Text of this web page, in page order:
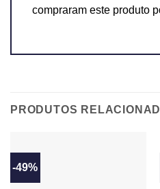
compraram este produto
PRODUTOS
-49%